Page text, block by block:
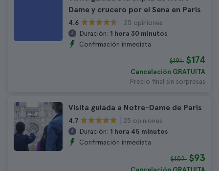
Dame y crucero por el Sena en París
4.6
25 opiniones
Duración: 1 hora 30 minutos
Confirmación inmediata
$191 $174
Cancelación GRATUITA
Precio final sin sorpresas
Visita guiada a Notre-Dame de París
4.7
25 opiniones
Duración: 1 hora 45 minutos
Confirmación inmediata
$102 $93